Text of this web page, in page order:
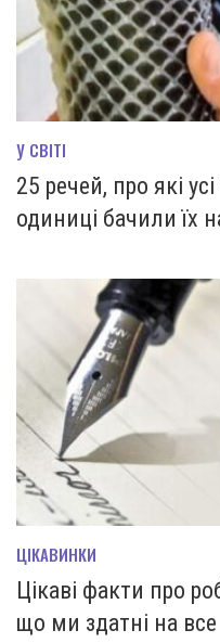
У СВІТІ
25 речей, про які
одиниці бачили їх
ЦІКАВИНКИ
Цікаві факти про
що ми здатні на все